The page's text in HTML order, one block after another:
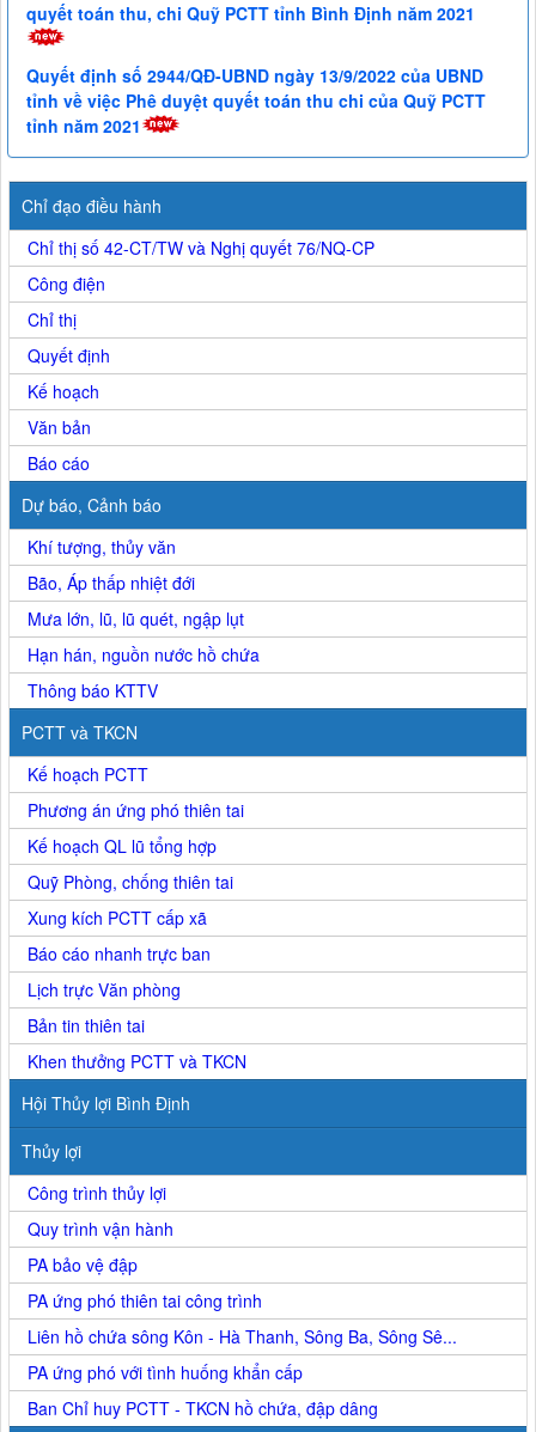
quyết toán thu, chi Quỹ PCTT tỉnh Bình Định năm 2021
Quyết định số 2944/QĐ-UBND ngày 13/9/2022 của UBND
tỉnh về việc Phê duyệt quyết toán thu chi của Quỹ PCTT
tỉnh năm 2021
Chỉ đạo điều hành
Chỉ thị số 42-CT/TW và Nghị quyết 76/NQ-CP
Công điện
Chỉ thị
Quyết định
Kế hoạch
Văn bản
Báo cáo
Dự báo, Cảnh báo
Khí tượng, thủy văn
Bão, Áp thấp nhiệt đới
Mưa lớn, lũ, lũ quét, ngập lụt
Hạn hán, nguồn nước hồ chứa
Thông báo KTTV
PCTT và TKCN
Kế hoạch PCTT
Phương án ứng phó thiên tai
Kế hoạch QL lũ tổng hợp
Quỹ Phòng, chống thiên tai
Xung kích PCTT cấp xã
Báo cáo nhanh trực ban
Lịch trực Văn phòng
Bản tin thiên tai
Khen thưởng PCTT và TKCN
Hội Thủy lợi Bình Định
Thủy lợi
Công trình thủy lợi
Quy trình vận hành
PA bảo vệ đập
PA ứng phó thiên tai công trình
Liên hồ chứa sông Kôn - Hà Thanh, Sông Ba, Sông Sê...
PA ứng phó với tình huống khẩn cấp
Ban Chỉ huy PCTT - TKCN hồ chứa, đập dâng